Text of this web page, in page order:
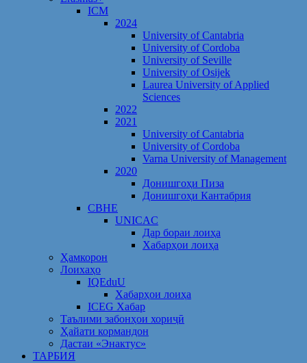
ICM
2024
University of Cantabria
University of Cordoba
University of Seville
University of Osijek
Laurea University of Applied
Sciences
2022
2021
University of Cantabria
University of Cordoba
Varna University of Management
2020
Донишгоҳи Пиза
Донишгоҳи Кантабрия
CBHE
UNICAC
Дар бораи лоиҳа
Хабарҳои лоиҳа
Ҳамкорон
Лоихаҳо
IQEduU
Хабарҳои лоиҳа
ICEG Хабар
Таълими забонҳои хориҷӣ
Ҳайати кормандон
Дастаи «Энактус»
ТАРБИЯ